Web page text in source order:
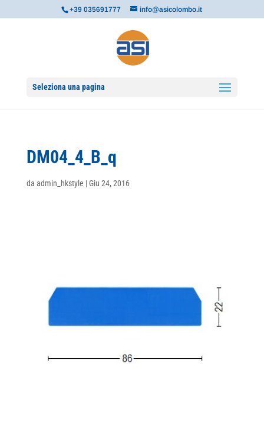
+39 035691777 info@asicolombo.it
Seleziona una pagina
DM04_4_B_q
da admin_hkstyle |Giu 24, 2016